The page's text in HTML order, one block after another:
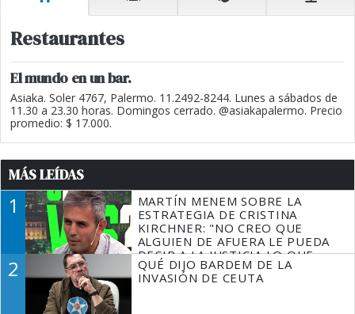
Restaurantes
El mundo en un bar.
Asiaka. Soler 4767, Palermo. 11.2492-8244. Lunes a sábados de
11.30 a 23.30 horas. Domingos cerrado. @asiakapalermo. Precio
promedio: $ 17.000.
MÁS LEÍDAS
1
MARTÍN MENEM SOBRE LA
ESTRATEGIA DE CRISTINA
KIRCHNER: "NO CREO QUE
ALGUIEN DE AFUERA LE PUEDA
DECIR A LA JUSTICIA LO QUE
TIENE QUE HACER"
2
QUÉ DIJO BARDEM DE LA
INVASIÓN DE CEUTA